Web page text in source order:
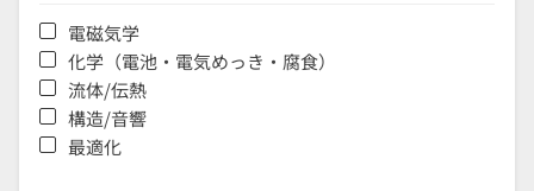
電磁気学
化学（電池・電気めっき・腐食）
流体/伝熱
構造/音響
最適化